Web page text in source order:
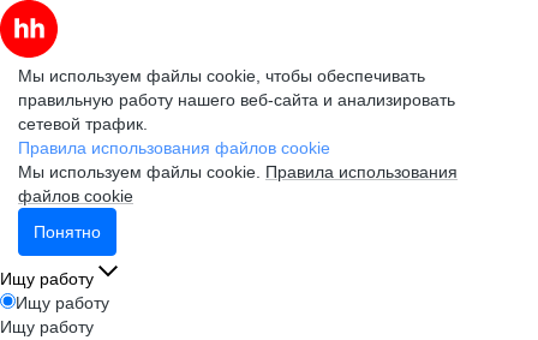
Мы используем файлы cookie, чтобы обеспечивать
правильную работу нашего веб-сайта и анализировать
сетевой трафик.
Правила использования файлов cookie
Мы используем файлы cookie. Правила использования
файлов cookie
Понятно
Ищу работу
Ищу работу
Ищу работу